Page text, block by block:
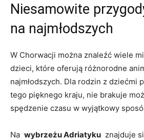
Niesamowite
na najmłodszych
W Chorwacji można znaleźć​ wiele
⁤dzieci, które oferują różnorodne
najmłodszych. Dla rodzin z dziećmi‌
⁢tego pięknego kraju, nie brakuje
‍spędzenie czasu w wyjątkowy
Na ​ wybrzeżu ⁣Adriatyku
znajduje